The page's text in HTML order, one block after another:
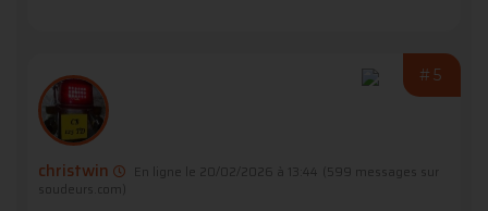
#5
christwin En ligne le 20/02/2026 à 13:44
(599 messages sur
soudeurs.com)